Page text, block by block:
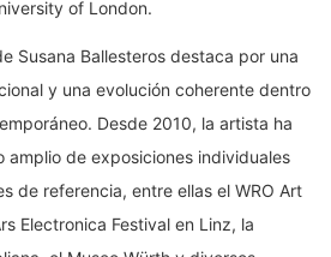
of London.
Susana Ballesteros destaca por una
y una evolución coherente dentro
Desde 2010, la artista ha
amplio de exposiciones individuales
de referencia, entre ellas el WRO Art
Electronica Festival en Linz, la